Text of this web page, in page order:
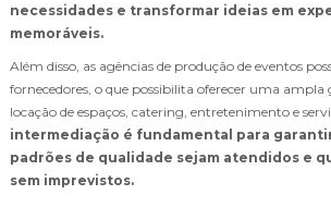
necessidades e transformar ideias em
memoráveis.
Além disso, as agências de produção de eventos
fornecedores, o que possibilita oferecer uma ampla
locação de espaços, catering, entretenimento e
intermediação é fundamental para
padrões de qualidade sejam atendidos e
sem imprevistos.